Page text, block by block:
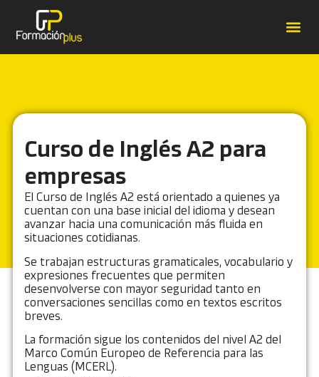
Curso de Inglés A2 para
empresas
El Curso de Inglés A2 está orientado a quienes ya
cuentan con una base inicial del idioma y desean
avanzar hacia una comunicación más fluida en
situaciones cotidianas.
Se trabajan estructuras gramaticales, vocabulario y
expresiones frecuentes que permiten
desenvolverse con mayor seguridad tanto en
conversaciones sencillas como en textos escritos
breves.
La formación sigue los contenidos del nivel A2 del
Marco Común Europeo de Referencia para las
Lenguas (MCERL).